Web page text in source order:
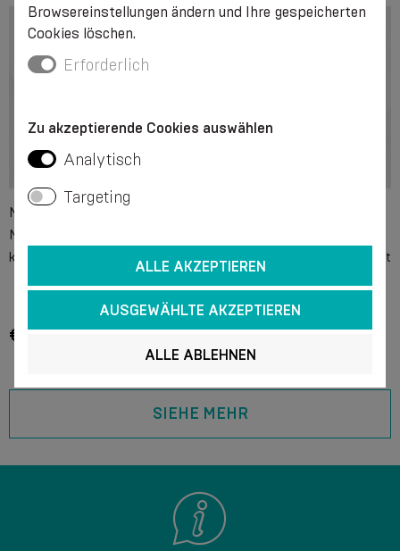
Medizinische elastische
Mehrzweck-Schlauchbinde,
komprimierend
€ 3.90
Leistenbrüchen, beidseitig, mit
€ 39.60
SIEHE MEHR
Browsereinstellungen ändern und Ihre gespeicherten
Cookies löschen.
Erforderlich
Zu akzeptierende Cookies auswählen
Analytisch
Targeting
ALLE AKZEPTIEREN
AUSGEWÄHLTE AKZEPTIEREN
ALLE ABLEHNEN